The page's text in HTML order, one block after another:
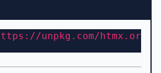
unpkg.com/